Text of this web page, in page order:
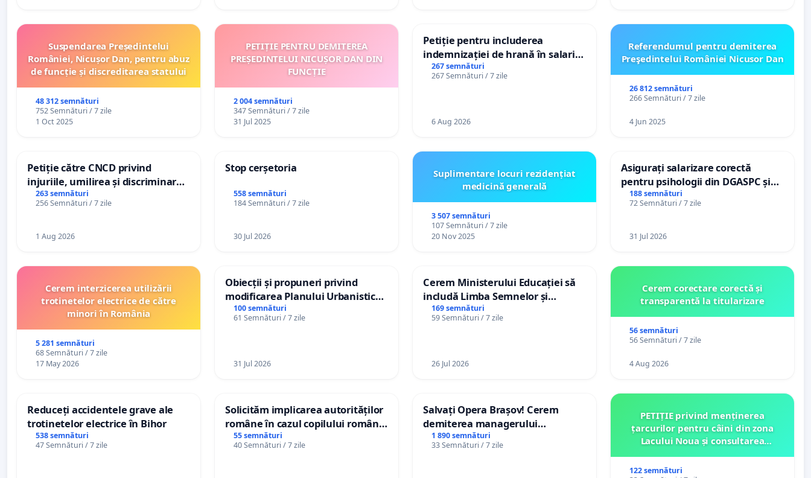
Suspendarea Președintelui
României, Nicușor Dan, pentru abuz
de funcție și discreditarea statului
48 312 semnături
752 Semnături / 7 zile
1 Oct 2025
PETIȚIE PENTRU DEMITEREA
PREȘEDINTELUI NICUȘOR DAN DIN
FUNCȚIE
2 004 semnături
347 Semnături / 7 zile
31 Jul 2025
Petiție pentru includerea
indemnizației de hrană în salariul
de bază și protejarea gradațiilor
de vechime pentru asistenții
267 semnături
267 Semnături / 7 zile
6 Aug 2026
Referendumul pentru demiterea
Preşedintelui României Nicusor Dan
26 812 semnături
266 Semnături / 7 zile
4 Jun 2025
Petiție către CNCD privind
injuriile, umilirea și discriminarea
persoanelor cu dizabilități de
către utilizatorul TikTok „Gorici”
263 semnături
256 Semnături / 7 zile
1 Aug 2026
Stop cerșetoria
558 semnături
184 Semnături / 7 zile
30 Jul 2026
Suplimentare locuri rezidențiat
medicină generală
3 507 semnături
107 Semnături / 7 zile
20 Nov 2025
Asigurați salarizare corectă
pentru psihologii din DGASPC și
spitale
188 semnături
72 Semnături / 7 zile
31 Jul 2026
Cerem interzicerea utilizării
trotinetelor electrice de către
minori în România
5 281 semnături
68 Semnături / 7 zile
17 May 2026
Obiecții și propuneri privind
modificarea Planului Urbanistic
General al orașului Ialoveni
100 semnături
61 Semnături / 7 zile
31 Jul 2026
Cerem Ministerului Educației să
includă Limba Semnelor și
alfabetul Braille în școlile din
Republica Moldova!
169 semnături
59 Semnături / 7 zile
26 Jul 2026
Cerem corectare corectă și
transparentă la titularizare
56 semnături
56 Semnături / 7 zile
4 Aug 2026
Reduceți accidentele grave ale
trotinetelor electrice în Bihor
538 semnături
47 Semnături / 7 zile
Solicităm implicarea autorităților
române în cazul copilului român
Wiliam Kristian Gheorghe, aflat în
plasament în Danemarca de 12
55 semnături
40 Semnături / 7 zile
Salvați Opera Brașov! Cerem
demiterea managerului
interimar, Petrean Lucian-Marius!
1 890 semnături
33 Semnături / 7 zile
PETIȚIE privind menținerea
țarcurilor pentru câini din zona
Lacului Noua și consultarea
122 semnături